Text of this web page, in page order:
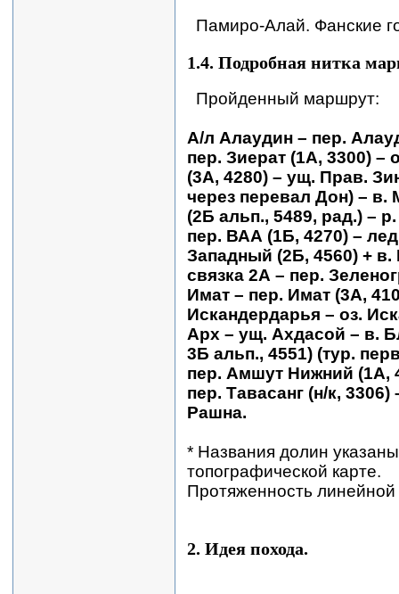
Памиро-Алай. Фанские
1.4. Подробная нитка
Пройденный маршрут:
А/л Алаудин – пер.
пер. Зиерат (1А, 3300)
(3А, 4280) – ущ. Прав.
через перевал Дон) – в.
(2Б альп., 5489, рад.) –
пер. ВАА (1Б, 4270) –
Западный (2Б, 4560) + в.
связка 2А – пер.
Имат – пер. Имат (3А,
Искандердарья – оз.
Арх – ущ. Ахдасой – в.
3Б альп., 4551) (тур.
пер. Амшут Нижний (1А,
пер. Тавасанг (н/к,
Рашна.
* Названия долин
топографической карте.
Протяженность
2. Идея похода.